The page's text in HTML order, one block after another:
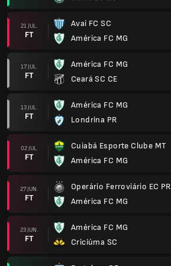
21 JUL.
FT
Avaí FC SC
América FC MG
17 JUL.
FT
América FC MG
Ceará SC CE
13 JUL.
FT
América FC MG
Londrina PR
02 JUL.
FT
Cuiabá Esporte Clube MT
América FC MG
27 JUN.
FT
Operário Ferroviário EC PR
América FC MG
23 JUN.
FT
América FC MG
Criciúma SC